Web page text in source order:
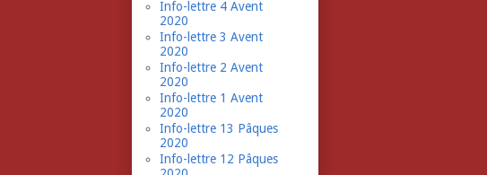
Info-lettre 4 Avent
2020
Info-lettre 3 Avent
2020
Info-lettre 2 Avent
2020
Info-lettre 1 Avent
2020
Info-lettre 13 Pâques
2020
Info-lettre 12 Pâques